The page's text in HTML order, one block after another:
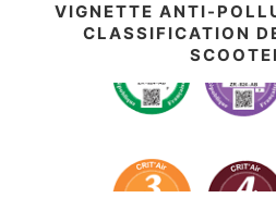
VIGNETTE ANTI-
CLASSIFICATION